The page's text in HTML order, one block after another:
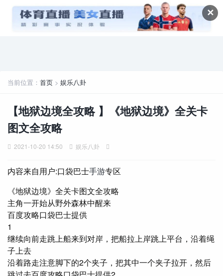
✕
当前位置： 首页 > 娱乐八卦
【地狱边境全攻略 】《地狱边境》全关卡
图文全攻略
2021-10-20 14:50 娱乐八卦
内容来自用户:口袋巴士手游专区
《地狱边境》全关卡图文全攻略
主角一开始从野外森林中醒来
百度攻略口袋巴士提供
1
继续向前走跳上船来到对岸，把船拉上岸跳上平台，沿着绳
子上去
沿着路走注意脚下的2个夹子，把其中一个夹子拉开，然后